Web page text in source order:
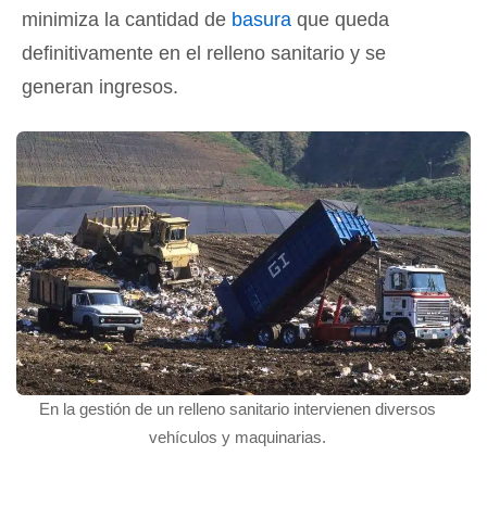
minimiza la cantidad de basura que queda
definitivamente en el relleno sanitario y se
generan ingresos.
En la gestión de un relleno sanitario intervienen diversos
vehículos y maquinarias.